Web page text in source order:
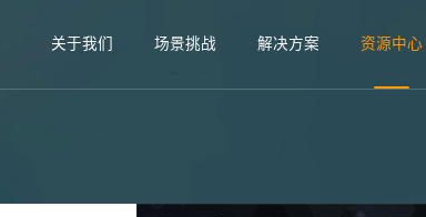
关于我们 场景挑战 解决方案 资源中心